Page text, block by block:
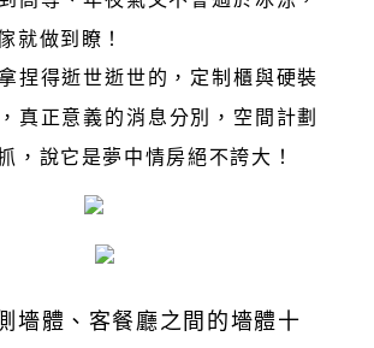
就做到瞭！
捏得逝世逝世的， 定制櫃與硬裝
，真正意義的消息分別，空間計劃
，說它是夢中情房絕不誇大！
墻體、客餐廳之間的墻體十